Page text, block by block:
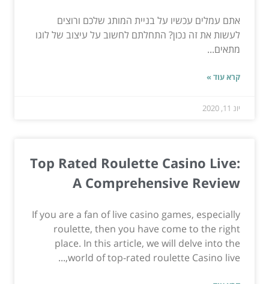
אתם עמלים עכשיו על בניית המותג שלכם ורוצים
לעשות את זה נכון? התחלתם לחשוב על עיצוב של לוגו
מתאים...
קרא עוד »
יונ 11, 2020
Top Rated Roulette Casino Live:
A Comprehensive Review
If you are a fan of live casino games, especially
roulette, then you have come to the right
place. In this article, we will delve into the
world of top-rated roulette Casino live,...